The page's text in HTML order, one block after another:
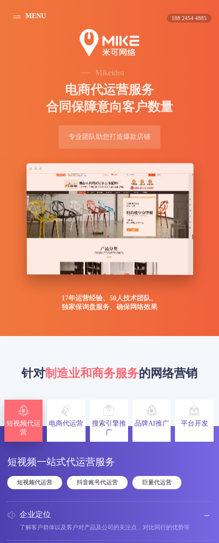
188 2454 4885
MENU
Mikeidea
电商代运营服务
合同保障意向客户数量
专业团队助您打造爆款店铺
17年运营经验、50人技术团队、
独家保询盘服务、确保网络效果
针对制造业和商务服务的网络营销
短视频代运
营
电商代运营
搜索引擎推
广
品牌AI推广 平台开发
短视频一站式代运营服务
短视频代运营 抖音账号代运营 巨量代运营
企业定位
了解客户群体以及客户对产品及公司的关注点，对比同行的优势等